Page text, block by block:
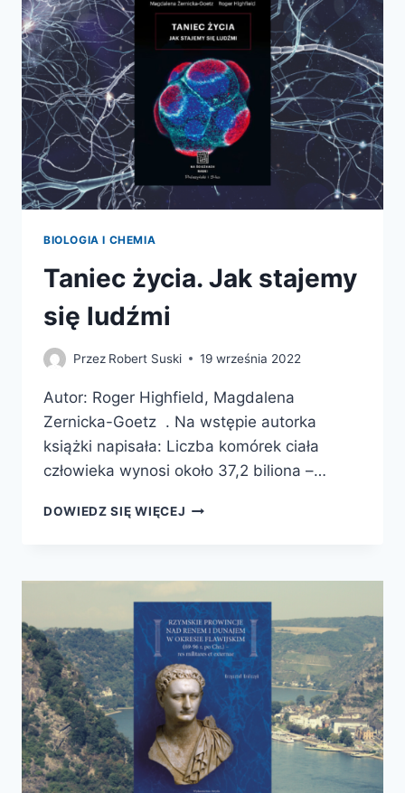
BIOLOGIA I CHEMIA
Taniec życia. Jak stajemy
się ludźmi
Przez Robert Suski 19 września 2022
Autor: Roger Highfield, Magdalena
Zernicka-Goetz . Na wstępie autorka
książki napisała: Liczba komórek ciała
człowieka wynosi około 37,2 biliona –…
DOWIEDZ SIĘ WIĘCEJ TANIEC
SIĘ
LUDŹMI